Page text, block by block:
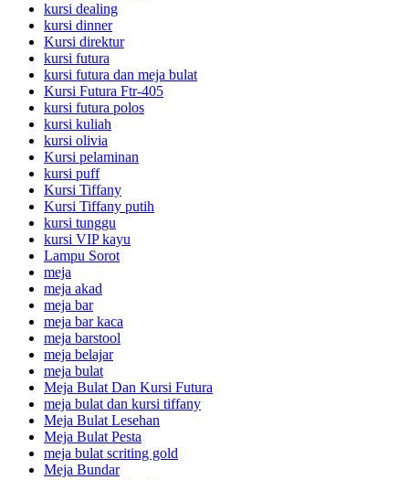
kursi dealing
kursi dinner
Kursi direktur
kursi futura
kursi futura dan meja bulat
Kursi Futura Ftr-405
kursi futura polos
kursi kuliah
kursi olivia
Kursi pelaminan
kursi puff
Kursi Tiffany
Kursi Tiffany putih
kursi tunggu
kursi VIP kayu
Lampu Sorot
meja
meja akad
meja bar
meja bar kaca
meja barstool
meja belajar
meja bulat
Meja Bulat Dan Kursi Futura
meja bulat dan kursi tiffany
Meja Bulat Lesehan
Meja Bulat Pesta
meja bulat scriting gold
Meja Bundar